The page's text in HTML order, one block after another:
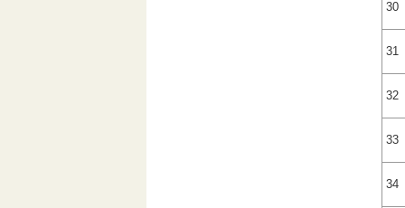
30
31
32
33
34